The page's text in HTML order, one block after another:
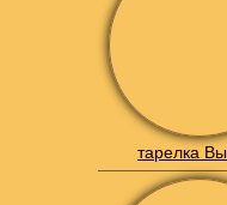
тарелка